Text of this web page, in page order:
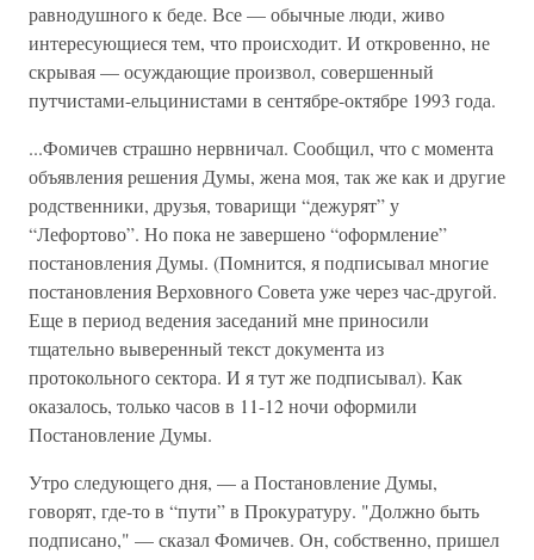
равнодушного к беде. Все — обычные люди, живо
интересующиеся тем, что происходит. И откровенно, не
скрывая — осуждающие произвол, совершенный
путчистами-ельцинистами в сентябре-октябре 1993 года.
...Фомичев страшно нервничал. Сообщил, что с момента
объявления решения Думы, жена моя, так же как и другие
родственники, друзья, товарищи “дежурят” у
“Лефортово”. Но пока не завершено “оформление”
постановления Думы. (Помнится, я подписывал многие
постановления Верховного Совета уже через час-другой.
Еще в период ведения заседаний мне приносили
тщательно выверенный текст документа из
протокольного сектора. И я тут же подписывал). Как
оказалось, только часов в 11-12 ночи оформили
Постановление Думы.
Утро следующего дня, — а Постановление Думы,
говорят, где-то в “пути” в Прокуратуру. "Должно быть
подписано," — сказал Фомичев. Он, собственно, пришел